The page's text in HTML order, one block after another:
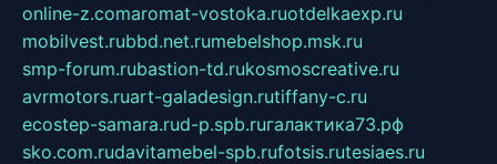
online-z.comaromat-vostoka.ruotdelkaexp.ru
mobilvest.rubbd.net.rumebelshop.msk.ru
smp-forum.rubastion-td.rukosmoscreative.ru
avrmotors.ruart-galadesign.rutiffany-c.ru
ecostep-samara.rud-p.spb.ruгалактика73.рф
sko.com.rudavitamebel-spb.rufotsis.rutesiaes.ru